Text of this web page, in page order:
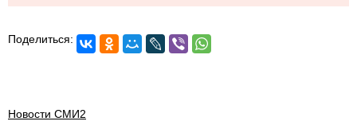
Поделиться:
Новости СМИ2